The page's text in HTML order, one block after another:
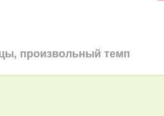
произвольный темп